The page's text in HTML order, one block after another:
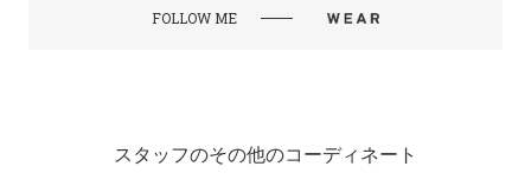
FOLLOW ME
スタッフのその他のコーディネート